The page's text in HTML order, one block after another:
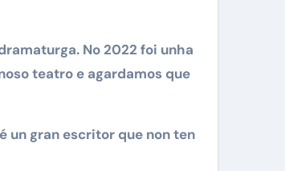
No 2022 foi unha
teatro e agardamos que
un gran escritor que non ten